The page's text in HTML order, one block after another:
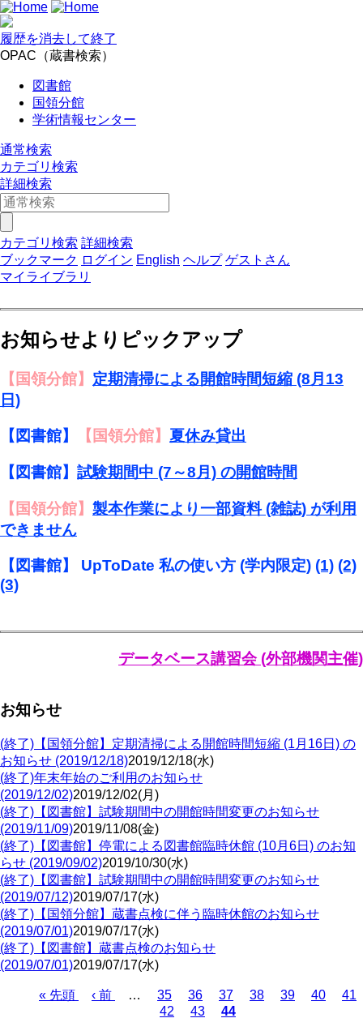
履歴を消去して終了
OPAC（蔵書検索）
図書館
国領分館
学術情報センター
通常検索
カテゴリ検索
詳細検索
カテゴリ検索 詳細検索
ブックマーク ログイン English ヘルプ ゲストさん
マイライブラリ
お知らせよりピックアップ
【国領分館】 定期清掃による開館時間短縮 (8月13
日)
【図書館】 【国領分館】 夏休み貸出
【図書館】 試験期間中 (7～8月) の開館時間
【国領分館】 製本作業により一部資料 (雑誌) が利用
できません
【図書館】 UpToDate 私の使い方 (学内限定) (1) (2)
(3)
データベース講習会 (外部機関主催)
お知らせ
(終了)【国領分館】定期清掃による開館時間短縮 (1月16日) の
お知らせ (2019/12/18)2019/12/18(水)
(終了)年末年始のご利用のお知らせ
(2019/12/02)2019/12/02(月)
(終了)【図書館】試験期間中の開館時間変更のお知らせ
(2019/11/09)2019/11/08(金)
(終了)【図書館】停電による図書館臨時休館 (10月6日) のお知
らせ (2019/09/02)2019/10/30(水)
(終了)【図書館】試験期間中の開館時間変更のお知らせ
(2019/07/12)2019/07/17(水)
(終了)【国領分館】蔵書点検に伴う臨時休館のお知らせ
(2019/07/01)2019/07/17(水)
(終了)【図書館】蔵書点検のお知らせ
(2019/07/01)2019/07/17(水)
先
« 先頭
前
‹ 前 … Page
35 Page
36 Page
37 Page
38 Page
39 Page
40
41
Page
42 Page
43
カ
44